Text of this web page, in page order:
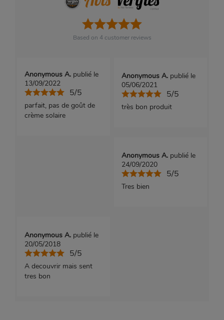
Based on 4customer reviews
Anonymous A. publié le
13/09/2022
5/5
parfait, pas de goût de
crème solaire
Anonymous A. publié le
05/06/2021
5/5
très bon produit
Anonymous A. publié le
24/09/2020
5/5
Tres bien
Anonymous A. publié le
20/05/2018
5/5
A decouvrir mais sent
tres bon